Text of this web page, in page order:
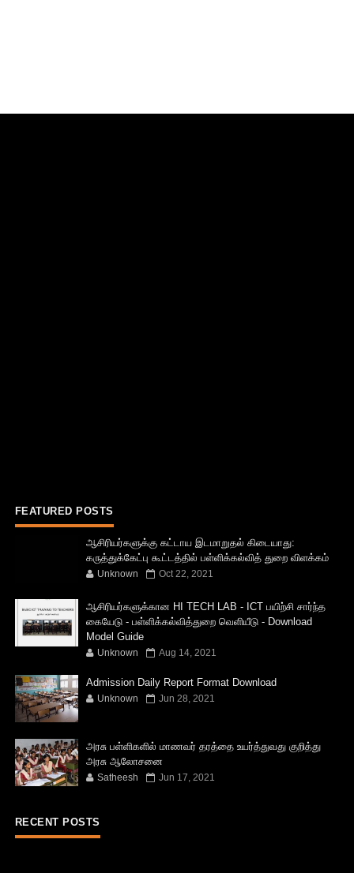
FEATURED POSTS
ஆசிரியர்களுக்கு கட்டாய இடமாறுதல் கிடையாது:
கருத்துக்கேட்பு கூட்டத்தில் பள்ளிக்கல்வித் துறை விளக்கம்
Unknown Oct 22, 2021
ஆசிரியர்களுக்கான HI TECH LAB - ICT பயிற்சி சார்ந்த
கையேடு - பள்ளிக்கல்வித்துறை வெளியீடு - Download
Model Guide
Unknown Aug 14, 2021
Admission Daily Report Format Download
Unknown Jun 28, 2021
அரசு பள்ளிகளில் மாணவர் தரத்தை உயர்த்துவது குறித்து
அரசு ஆலோசனை
Satheesh Jun 17, 2021
RECENT POSTS